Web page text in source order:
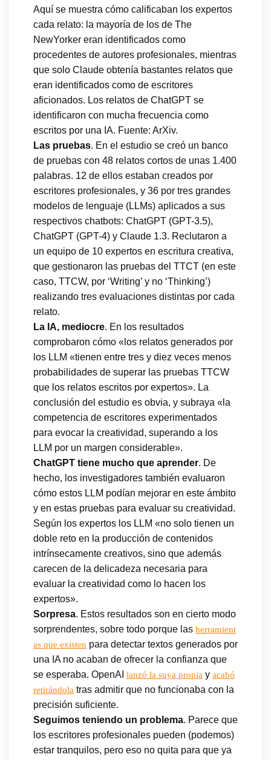
Aquí se muestra cómo calificaban los expertos
cada relato: la mayoría de los de The
NewYorker eran identificados como
procedentes de autores profesionales, mientras
que solo Claude obtenía bastantes relatos que
eran identificados como de escritores
aficionados. Los relatos de ChatGPT se
identificaron con mucha frecuencia como
escritos por una IA. Fuente: ArXiv.
Las pruebas. En el estudio se creó un banco
de pruebas con 48 relatos cortos de unas 1.400
palabras. 12 de ellos estaban creados por
escritores profesionales, y 36 por tres grandes
modelos de lenguaje (LLMs) aplicados a sus
respectivos chatbots: ChatGPT (GPT-3.5),
ChatGPT (GPT-4) y Claude 1.3. Reclutaron a
un equipo de 10 expertos en escritura creativa,
que gestionaron las pruebas del TTCT (en este
caso, TTCW, por ‘Writing’ y no ‘Thinking’)
realizando tres evaluaciones distintas por cada
relato.
La IA, mediocre. En los resultados
comprobaron cómo «los relatos generados por
los LLM «tienen entre tres y diez veces menos
probabilidades de superar las pruebas TTCW
que los relatos escritos por expertos». La
conclusión del estudio es obvia, y subraya «la
competencia de escritores experimentados
para evocar la creatividad, superando a los
LLM por un margen considerable».
ChatGPT tiene mucho que aprender. De
hecho, los investigadores también evaluaron
cómo estos LLM podían mejorar en este ámbito
y en estas pruebas para evaluar su creatividad.
Según los expertos los LLM «no solo tienen un
doble reto en la producción de contenidos
intrínsecamente creativos, sino que además
carecen de la delicadeza necesaria para
evaluar la creatividad como lo hacen los
expertos».
Sorpresa. Estos resultados son en cierto modo
sorprendentes, sobre todo porque las herramient
as que existen para detectar textos generados por
una IA no acaban de ofrecer la confianza que
se esperaba. OpenAI lanzó la suya propia y acabó
retirándola tras admitir que no funcionaba con la
precisión suficiente.
Seguimos teniendo un problema. Parece que
los escritores profesionales pueden (podemos)
estar tranquilos, pero eso no quita para que ya